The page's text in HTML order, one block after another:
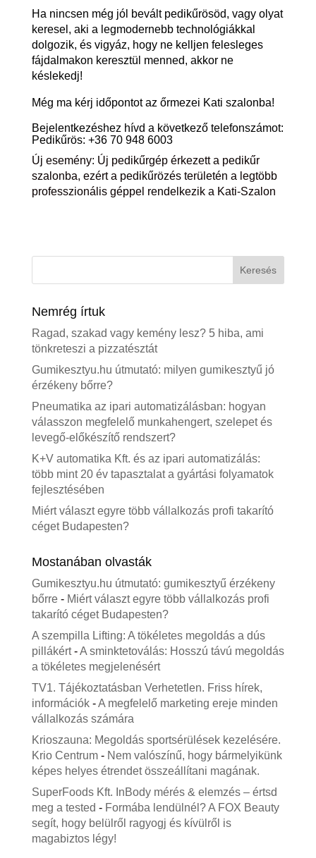
Ha nincsen még jól bevált pedikűrösöd, vagy olyat
keresel, aki a legmodernebb technológiákkal
dolgozik, és vigyáz, hogy ne kelljen felesleges
fájdalmakon keresztül menned, akkor ne
késlekedj!
Még ma kérj időpontot az őrmezei Kati szalonba!
Bejelentkezéshez hívd a következő telefonszámot:
Pedikűrös: +36 70 948 6003
Új esemény: Új pedikűrgép érkezett a pedikűr
szalonba, ezért a pedikűrözés területén a legtöbb
professzionális géppel rendelkezik a Kati-Szalon
Nemrég írtuk
Ragad, szakad vagy kemény lesz? 5 hiba, ami
tönkreteszi a pizzatésztát
Gumikesztyu.hu útmutató: milyen gumikesztyű jó
érzékeny bőrre?
Pneumatika az ipari automatizálásban: hogyan
válasszon megfelelő munkahengert, szelepet és
levegő-előkészítő rendszert?
K+V automatika Kft. és az ipari automatizálás:
több mint 20 év tapasztalat a gyártási folyamatok
fejlesztésében
Miért választ egyre több vállalkozás profi takarító
céget Budapesten?
Mostanában olvasták
Gumikesztyu.hu útmutató: gumikesztyű érzékeny
bőrre- Miért választ egyre több vállalkozás profi
takarító céget Budapesten?
A szempilla Lifting: A tökéletes megoldás a dús
pillákért-A sminktetoválás: Hosszú távú megoldás
a tökéletes megjelenésért
TV1. Tájékoztatásban Verhetetlen. Friss hírek,
információk-A megfelelő marketing ereje minden
vállalkozás számára
Krioszauna: Megoldás sportsérülések kezelésére.
Krio Centrum- Nem valószínű, hogy bármelyikünk
képes helyes étrendet összeállítani magának.
SuperFoods Kft. InBody mérés & elemzés – értsd
meg a tested - Formába lendülnél? A FOX Beauty
segít, hogy belülről ragyogj és kívülről is
magabiztos légy!